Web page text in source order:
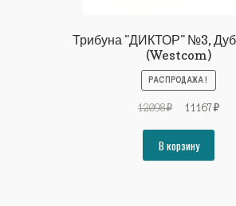
Трибуна "ДИКТОР" №3,
(Westcom)
РАСПРОДАЖА!
12098₽
составляла
12098₽.
11167₽
В корзину